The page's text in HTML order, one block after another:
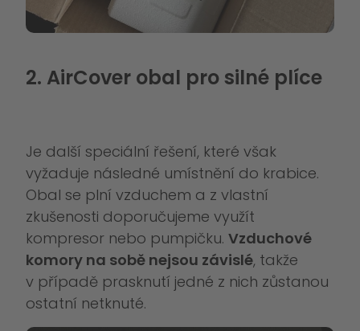
2. AirCover obal pro silné plíce
Je další speciální řešení, které však
vyžaduje následné umístnění do krabice.
Obal se plní vzduchem a z vlastní
zkušenosti doporučujeme využít
kompresor nebo pumpičku. Vzduchové
komory na sobě nejsou závislé, takže
v případě prasknutí jedné z nich zůstanou
ostatní netknuté.